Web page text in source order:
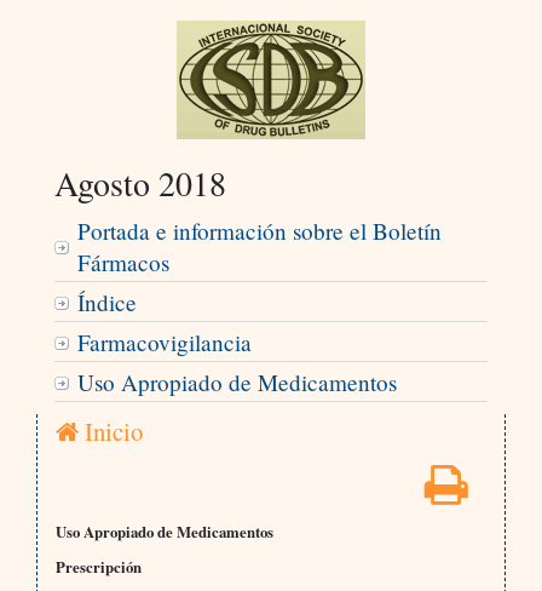
Agosto 2018
Portada e información sobre el Boletín
Fármacos
Índice
Farmacovigilancia
Uso Apropiado de Medicamentos
Inicio
Uso Apropiado de Medicamentos
Prescripción